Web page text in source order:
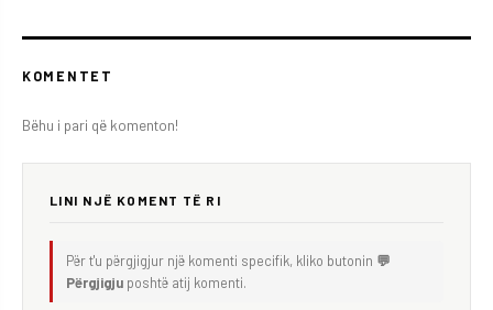
KOMENTET
Bëhu i pari që komenton!
LINI NJË KOMENT TË RI
Për t'u përgjigjur një komenti specifik, kliko butonin 💬
Përgjigju poshtë atij komenti.